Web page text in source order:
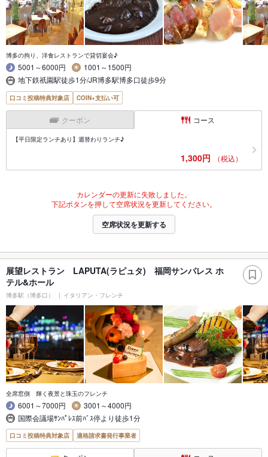
博多の拘り、洋食レストランで貸切宴会♪
5001～6000円
1001～1500円
地下鉄祇園駅徒歩1分/JR博多駅博多口徒歩9分
口コミ投稿特典対象店 COIN+支払い可
クーポン コース
【平日限定ランチあり】週替わりランチ♪
1,300円 （税込）
カレンダーの更新に失敗しました。
下記ボタンを押して空席状況を更新してください。
空席状況を更新する
展望レストラン LAPUTA(ラピュタ) 福岡サンパレス ホ
テル&ホール
博多駅（博多口） イタリアン・フレンチ
全席窓側 輝く夜景と珠玉のフレンチ
6001～7000円
3001～4000円
国際会議場ｻﾝﾊﾟﾚｽ前ﾊﾞｽ停より徒歩1分
口コミ投稿特典対象店 適格請求書発行事業者